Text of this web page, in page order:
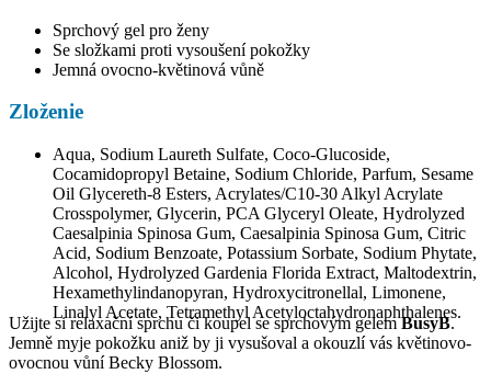
Sprchový gel pro ženy
Se složkami proti vysoušení pokožky
Jemná ovocno-květinová vůně
Zloženie
Aqua, Sodium Laureth Sulfate, Coco-Glucoside,
Cocamidopropyl Betaine, Sodium Chloride, Parfum, Sesame
Oil Glycereth-8 Esters, Acrylates/C10-30 Alkyl Acrylate
Crosspolymer, Glycerin, PCA Glyceryl Oleate, Hydrolyzed
Caesalpinia Spinosa Gum, Caesalpinia Spinosa Gum, Citric
Acid, Sodium Benzoate, Potassium Sorbate, Sodium Phytate,
Alcohol, Hydrolyzed Gardenia Florida Extract, Maltodextrin,
Hexamethylindanopyran, Hydroxycitronellal, Limonene,
Linalyl Acetate, Tetramethyl Acetyloctahydronaphthalenes.
Užijte si relaxační sprchu či koupel se sprchovým gelemBusyB.
Jemně myje pokožku aniž by ji vysušoval a okouzlí vás květinovo-
ovocnou vůní Becky Blossom.